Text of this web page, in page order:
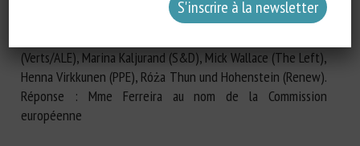
Vind (S&D), Christel Schaldemose (S&D), Karen Melchior
(Verts/ALE), Marina Kaljurand (S&D), Mick Wallace (The Left),
Henna Virkkunen (PPE), Róża Thun und Hohenstein (Renew).
Réponse : Mme Ferreira au nom de la Commission
européenne